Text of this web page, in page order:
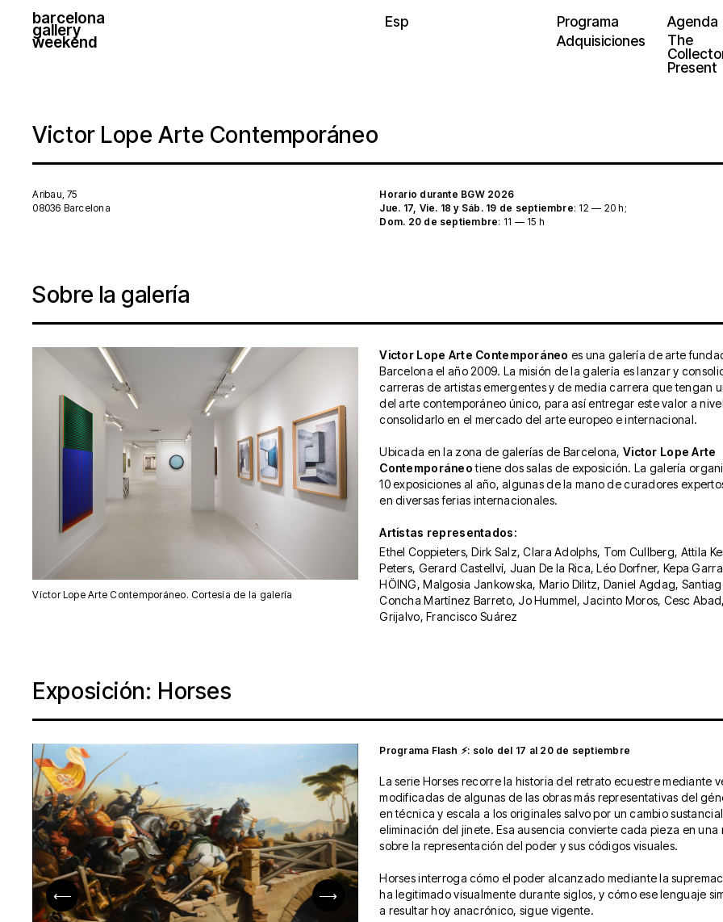
barcelona
gallery
weekend
Esp Programa Agenda
Adquisiciones
The
Present
Victor Lope Arte Contemporáneo
Aribau, 75
08036 Barcelona
Horario durante BGW 2026
Jue. 17, Vie. 18 y Sáb. 19 de septiembre: 12 — 20 h;
Dom. 20 de septiembre: 11 — 15 h
Sobre la galería
Víctor Lope Arte Contemporáneo. Cortesía de la galería
Victor Lope Arte Contemporáneoes una galería de arte
Barcelona el año 2009. La misión de la galería es lanzar y
carreras de artistas emergentes y de media carrera que tengan
del arte contemporáneo único, para así entregar este valor a
consolidarlo en el mercado del arte europeo e internacional.
Ubicada en la zona de galerías de Barcelona, Victor Lope Arte
Contemporáneotiene dos salas de exposición. La galería
10 exposiciones al año, algunas de la mano de curadores
en diversas ferias internacionales.
Artistas representados:
Ethel Coppieters, Dirk Salz, Clara Adolphs, Tom Cullberg, Attila
Peters, Gerard Castellví, Juan De la Rica, Léo Dorfner, Kepa
HÖING, Malgosia Jankowska, Mario Dilitz, Daniel Agdag,
Concha Martínez Barreto, Jo Hummel, Jacinto Moros, Cesc
Grijalvo, Francisco Suárez
Exposición: Horses
⟵ ⟶
Programa Flash ⚡︎: solo del 17 al 20 de septiembre
La serie Horses recorre la historia del retrato ecuestre mediante
modificadas de algunas de las obras más representativas del
en técnica y escala a los originales salvo por un cambio
eliminación del jinete. Esa ausencia convierte cada pieza en una
sobre la representación del poder y sus códigos visuales.
Horses interroga cómo el poder alcanzado mediante la
ha legitimado visualmente durante siglos, y cómo ese lenguaje
a resultar hoy anacrónico, sigue vigente.